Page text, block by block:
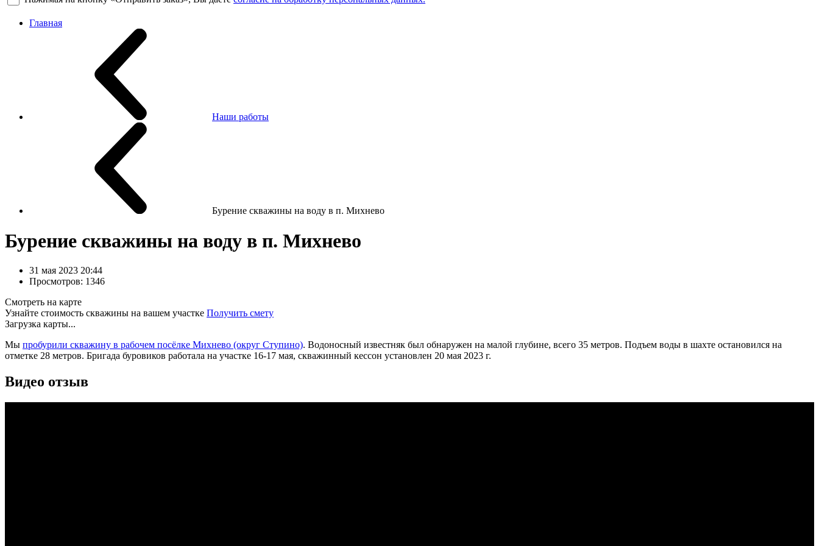
Главная
Наши работы
Бурение скважины на воду в п. Михнево
Бурение скважины на воду в п. Михнево
31 мая 2023 20:44
Просмотров: 1346
Смотреть на карте
Узнайте стоимость скважины на вашем участке Получить смету
Загрузка карты...
Мы пробурили скважину в рабочем посёлке Михнево (округ Ступино). Водоносный известняк был обнаружен на малой глубине, всего 35 метров. Подъем воды в шахте остановился на
отметке 28 метров. Бригада буровиков работала на участке 16-17 мая, скважинный кессон установлен 20 мая 2023 г.
Видео отзыв